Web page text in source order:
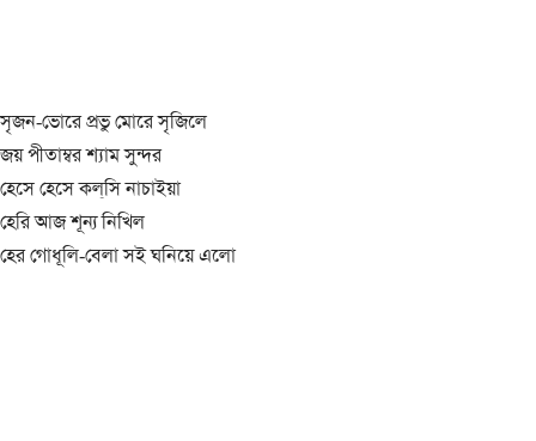
সৃজন-ভোরে প্রভু মোরে সৃজিলে
জয় পীতাম্বর শ্যাম সুন্দর
হেসে হেসে কল্‌সি নাচাইয়া
হেরি আজ শূন্য নিখিল
হের গোধূলি-বেলা সই ঘনিয়ে এলো